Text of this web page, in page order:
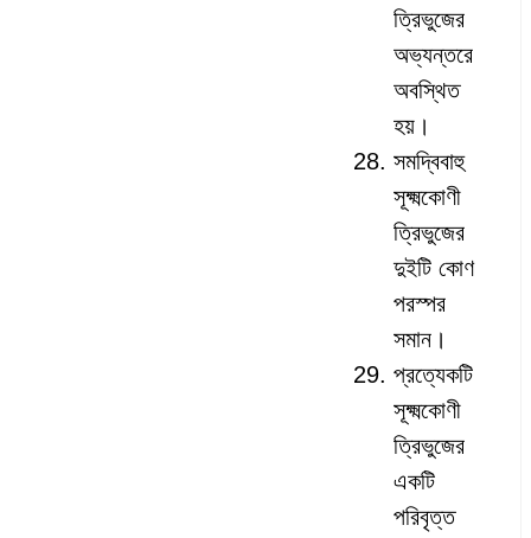
ত্রিভুজের
অভ্যন্তরে
অবস্থিত
হয়।
সমদ্বিবাহু
সূক্ষ্মকোণী
ত্রিভুজের
দুইটি কোণ
পরস্পর
সমান।
প্রত্যেকটি
সূক্ষ্মকোণী
ত্রিভুজের
একটি
পরিবৃত্ত